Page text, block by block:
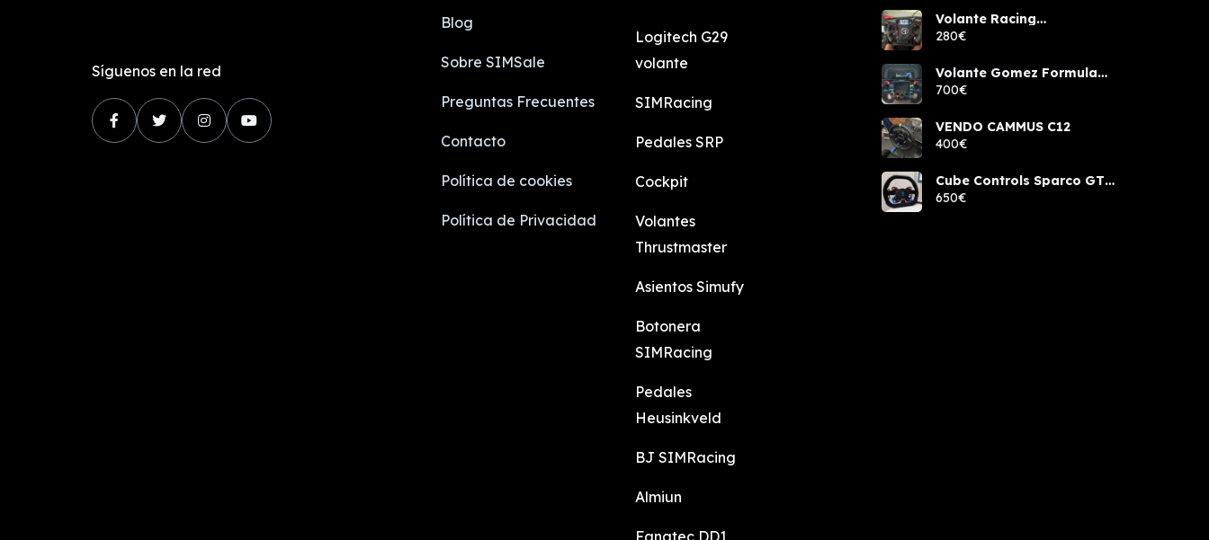
Síguenos en la red
Blog
Sobre SIMSale
Preguntas Frecuentes
Contacto
Política de cookies
Política de Privacidad
Logitech G29
volante
SIMRacing
Pedales SRP
Cockpit
Volantes
Thrustmaster
Asientos Simufy
Botonera
SIMRacing
Pedales
Heusinkveld
BJ SIMRacing
Almiun
Fanatec DD1
Volante Racing
components rcw sport
280€
Volante Gomez Formula
Pro Elite
700€
VENDO CAMMUS C12
400€
Cube Controls Sparco GT
PRO NUEVO
650€